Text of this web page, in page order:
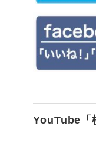
YouTube「